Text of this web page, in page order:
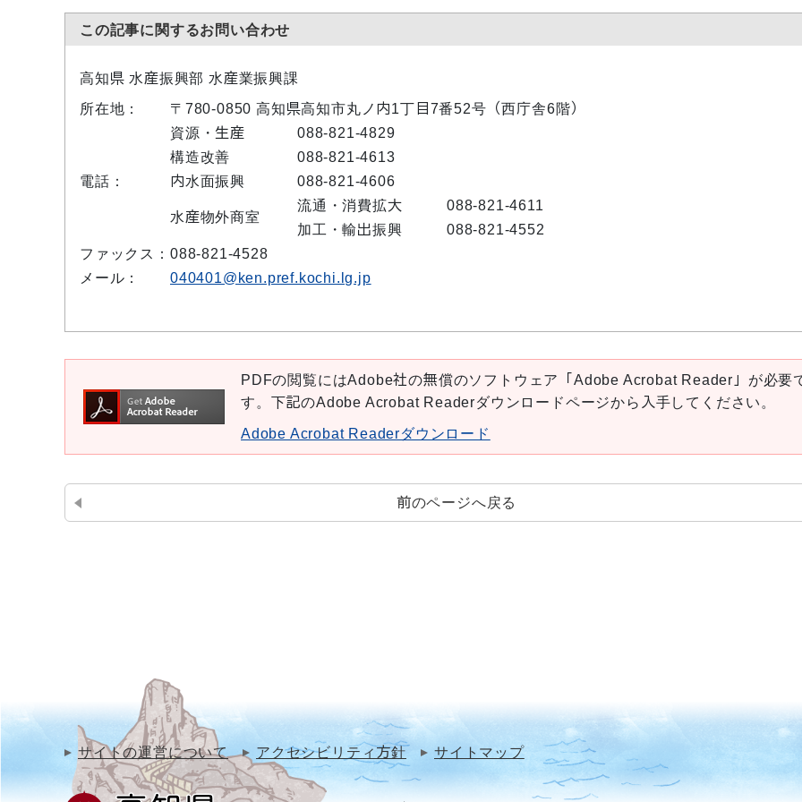
この記事に関するお問い合わせ
高知県 水産振興部 水産業振興課
所在地：
〒780-0850 高知県高知市丸ノ内1丁目7番52号（西庁舎6階）
電話：
資源・生産
088-821-4829
構造改善
088-821-4613
内水面振興
088-821-4606
水産物外商室
流通・消費拡大
088-821-4611
加工・輸出振興
088-821-4552
ファックス： 088-821-4528
メール：
040401@ken.pref.kochi.lg.jp
PDFの閲覧にはAdobe社の無償のソフトウェア「Adobe Acrobat Reader」が必要
す。下記のAdobe Acrobat Readerダウンロードページから入手してください。
Adobe Acrobat Readerダウンロード
前のページへ戻る
サイトの運営について アクセシビリティ方針 サイトマップ